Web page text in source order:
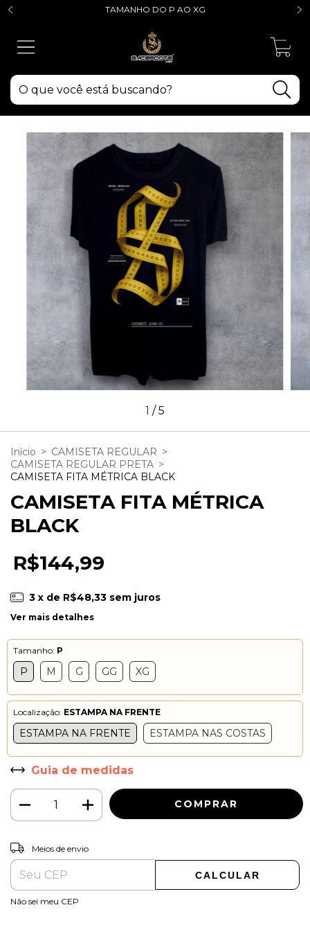
TAMANHO DO P AO XG
1 /5
Início > CAMISETA REGULAR >
CAMISETA REGULAR PRETA >
CAMISETA FITA MÉTRICA BLACK
CAMISETA FITA MÉTRICA
BLACK
R$144,99
3 x de R$48,33 sem juros
Ver mais detalhes
Tamanho: P
P M G GG XG
Localização: ESTAMPA NA FRENTE
ESTAMPA NA FRENTE ESTAMPA NAS COSTAS
Guia de medidas
Entregas para o CEP:
Meios de envio
CALCULAR
Não sei meu CEP